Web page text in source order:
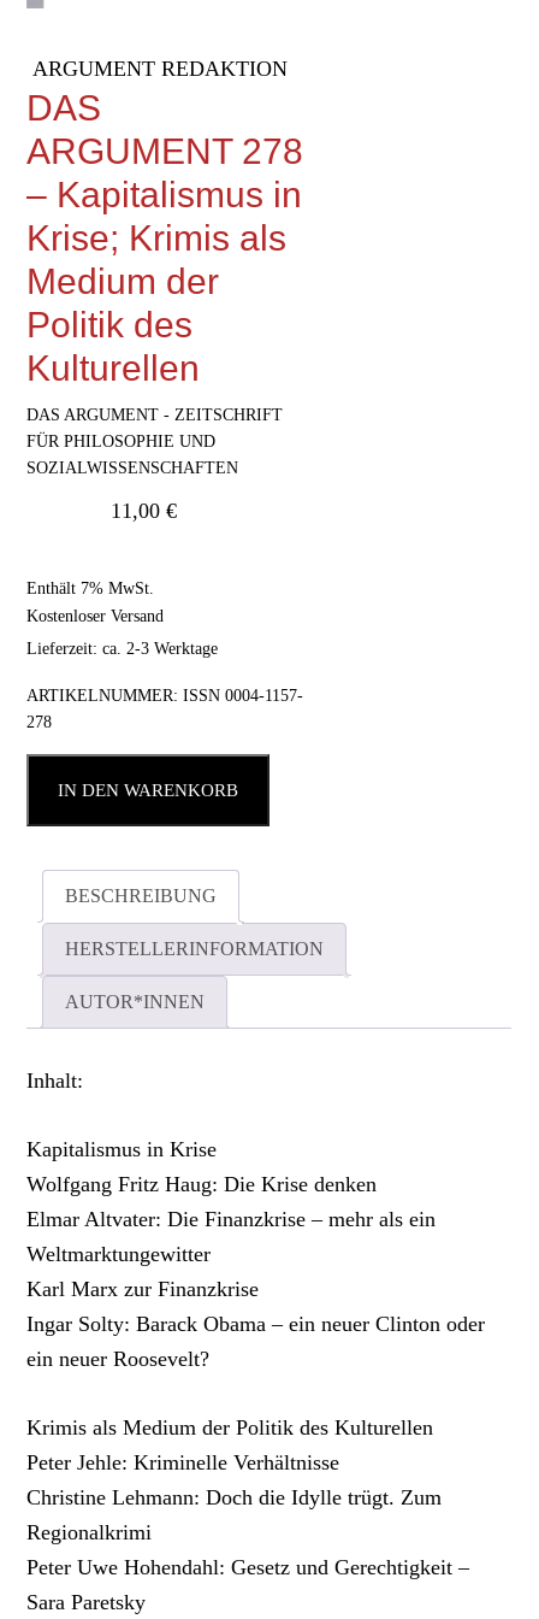
ARGUMENT REDAKTION
DAS
ARGUMENT 278
– Kapitalismus in
Krise; Krimis als
Medium der
Politik des
Kulturellen
DAS ARGUMENT - ZEITSCHRIFT
FÜR PHILOSOPHIE UND
SOZIALWISSENSCHAFTEN
11,00€
Enthält 7% MwSt.
Kostenloser Versand
Lieferzeit: ca. 2-3 Werktage
ARTIKELNUMMER:ISSN 0004-1157-
278
IN DEN WARENKORB
BESCHREIBUNG
HERSTELLERINFORMATION
AUTOR*INNEN
Inhalt:
Kapitalismus in Krise
Wolfgang Fritz Haug: Die Krise denken
Elmar Altvater: Die Finanzkrise – mehr als ein
Weltmarktungewitter
Karl Marx zur Finanzkrise
Ingar Solty: Barack Obama – ein neuer Clinton oder
ein neuer Roosevelt?
Krimis als Medium der Politik des Kulturellen
Peter Jehle: Kriminelle Verhältnisse
Christine Lehmann: Doch die Idylle trügt. Zum
Regionalkrimi
Peter Uwe Hohendahl: Gesetz und Gerechtigkeit –
Sara Paretsky